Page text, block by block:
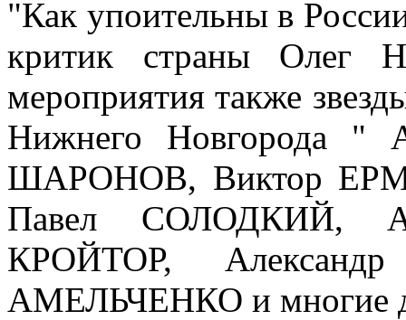
"Как упоительны в
критик страны Олег
мероприятия также
Нижнего Новгорода "
ШАРОНОВ, Виктор
Павел СОЛОДКИЙ,
КРОЙТОР,
АМЕЛЬЧЕНКО и многие